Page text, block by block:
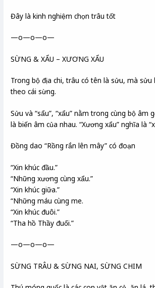
Đây là kinh nghiệm chọn trâu tốt
—o—o—o—
SỪNG & XẨU – XƯƠNG XẨU
Trong bộ địa chi, trâu có tên là sửu, mà sửu
theo cái sừng.
Sửu và “sẩu”, “xẩu” nằm trong cùng bộ âm
là biến âm của nhau. “Xương xẩu” nghĩa là
Đồng dao “Rồng rắn lên mây” có đoạn
“Xin khúc đầu.”
“Những xương cùng xẩu.”
“Xin khúc giữa.”
“Những máu cùng me.
“Xin khúc đuôi.”
“Tha hồ Thầy đuổi.”
—o—o—o—
SỪNG TRÂU & SỪNG NAI, SỪNG CHIM